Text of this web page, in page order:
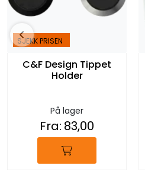
SJEKK PRISEN
C&F Design Tippet
Holder
På lager
Fra: 83,00